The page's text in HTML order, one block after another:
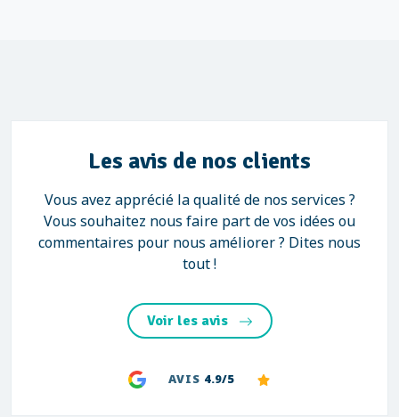
Les avis de nos clients
Vous avez apprécié la qualité de nos services ?
Vous souhaitez nous faire part de vos idées ou
commentaires pour nous améliorer ? Dites nous
tout !
Voir les avis
AVIS 4.9/5